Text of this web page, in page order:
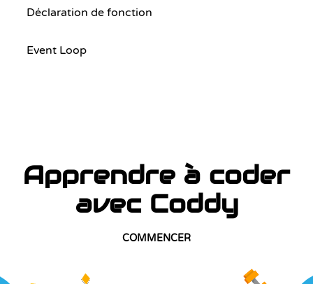
Déclaration de fonction
Event Loop
Apprendre à coder
avec Coddy
COMMENCER